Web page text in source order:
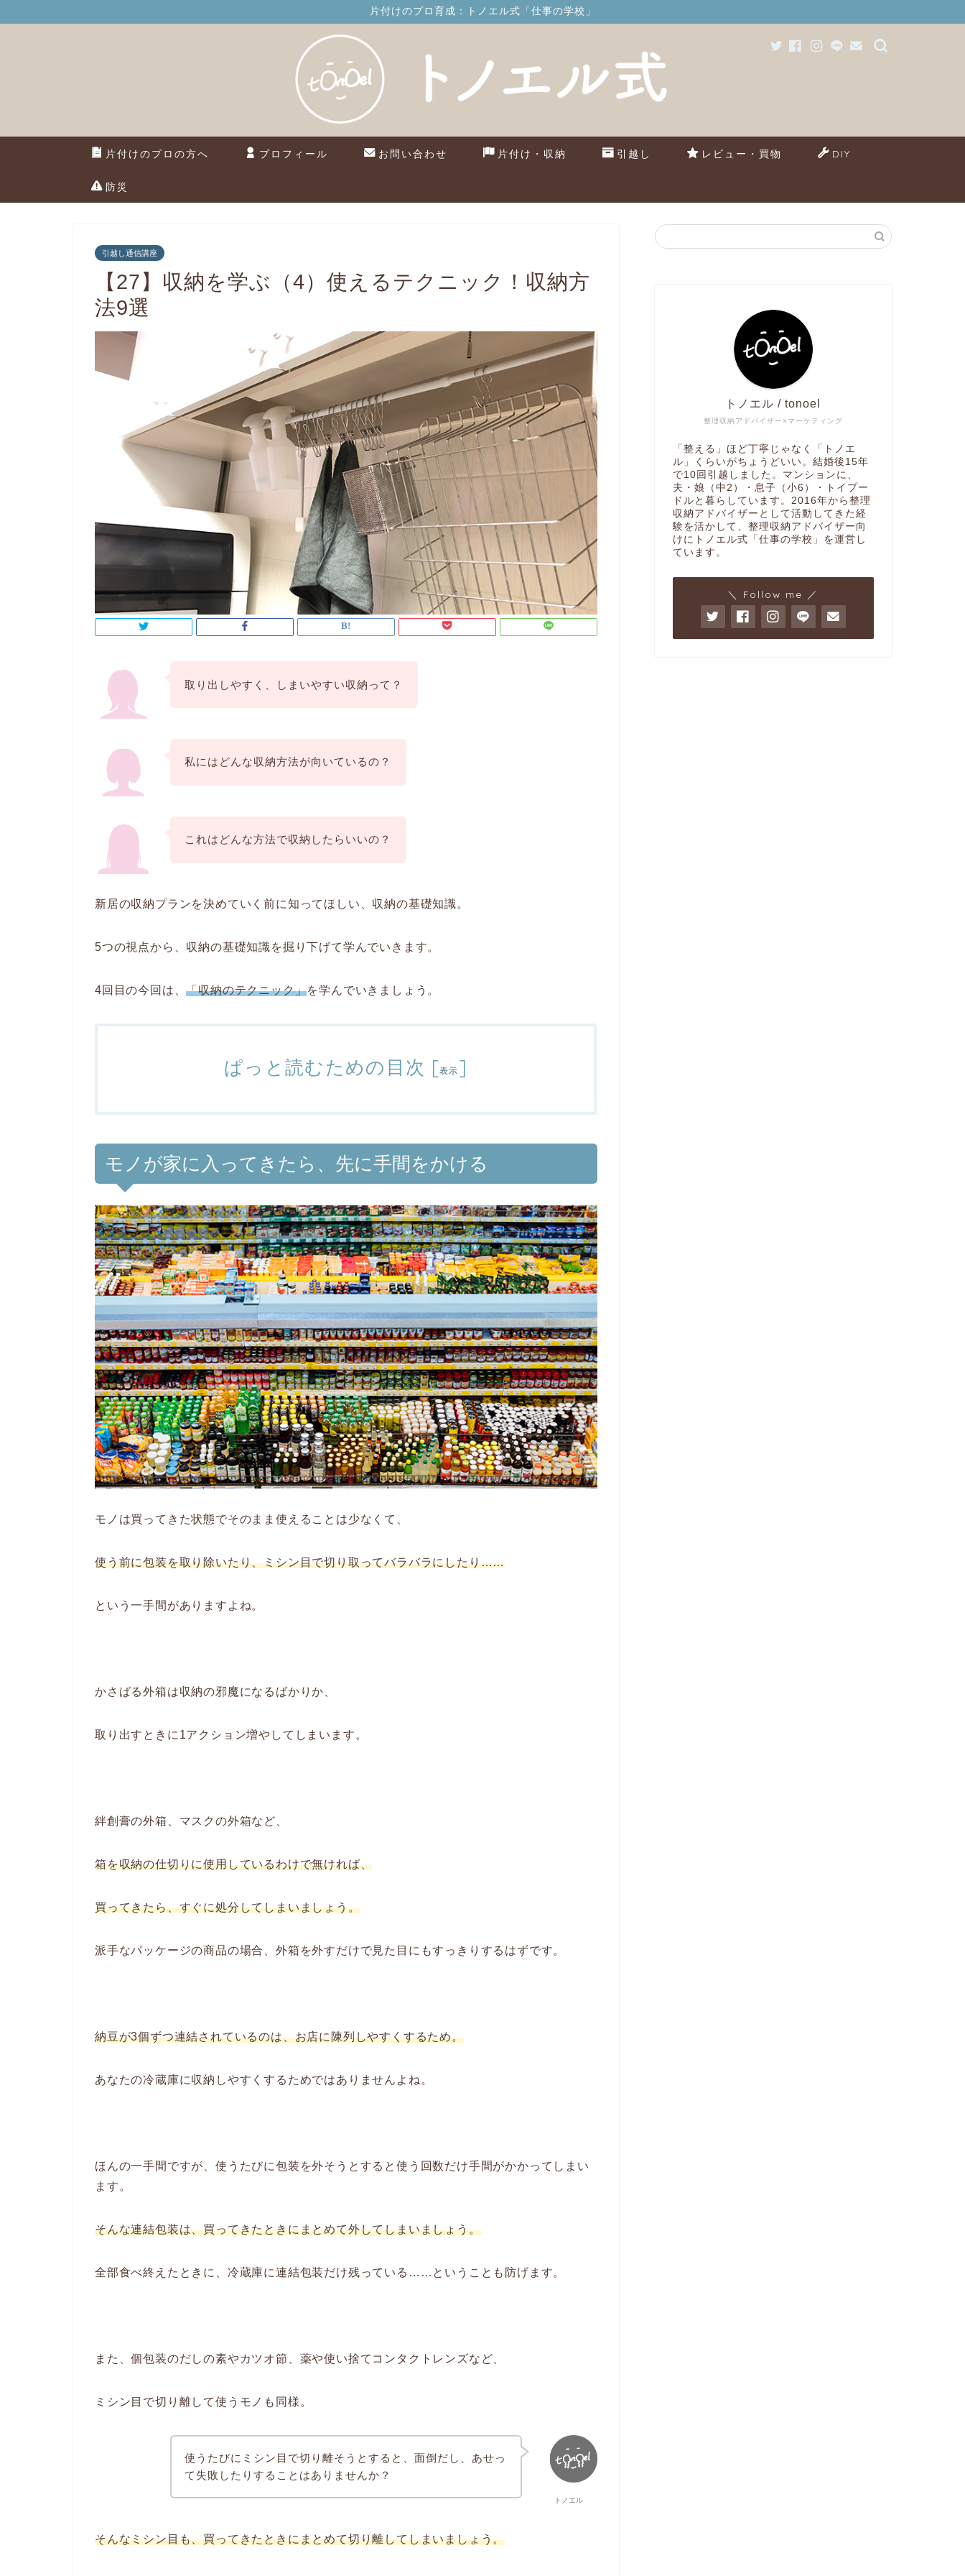
片付けのプロ育成：トノエル式「仕事の学校」
片付けのプロの方へ プロフィール お問い合わせ 片付け・収納 引越し レビュー・買物 DIY
防災
引越し通信講座
【27】収納を学ぶ（4）使えるテクニック！収納方
法9選
取り出しやすく、しまいやすい収納って？
私にはどんな収納方法が向いているの？
これはどんな方法で収納したらいいの？
新居の収納プランを決めていく前に知ってほしい、収納の基礎知識。
5つの視点から、収納の基礎知識を掘り下げて学んでいきます。
4回目の今回は、「収納のテクニック」を学んでいきましょう。
ぱっと読むための目次 [表示 ]
モノが家に入ってきたら、先に手間をかける
モノは買ってきた状態でそのまま使えることは少なくて、
使う前に包装を取り除いたり、ミシン目で切り取ってバラバラにしたり……
という一手間がありますよね。
かさばる外箱は収納の邪魔になるばかりか、
取り出すときに1アクション増やしてしまいます。
絆創膏の外箱、マスクの外箱など、
箱を収納の仕切りに使用しているわけで無ければ、
買ってきたら、すぐに処分してしまいましょう。
派手なパッケージの商品の場合、外箱を外すだけで見た目にもすっきりするはずです。
納豆が3個ずつ連結されているのは、お店に陳列しやすくするため。
あなたの冷蔵庫に収納しやすくするためではありませんよね。
ほんの一手間ですが、使うたびに包装を外そうとすると使う回数だけ手間がかかってしまい
ます。
そんな連結包装は、買ってきたときにまとめて外してしまいましょう。
全部食べ終えたときに、冷蔵庫に連結包装だけ残っている……ということも防げます。
また、個包装のだしの素やカツオ節、薬や使い捨てコンタクトレンズなど、
ミシン目で切り離して使うモノも同様。
トノエル
使うたびにミシン目で切り離そうとすると、面倒だし、あせっ
て失敗したりすることはありませんか？
そんなミシン目も、買ってきたときにまとめて切り離してしまいましょう。
整理収納アドバイザー×マーケティング
トノエル / tonoel
「整える」ほど丁寧じゃなく「トノエ
ル」くらいがちょうどいい。結婚後15年
で10回引越しました。マンションに、
夫・娘（中2）・息子（小6）・トイプー
ドルと暮らしています。2016年から整理
収納アドバイザーとして活動してきた経
験を活かして、整理収納アドバイザー向
けにトノエル式「仕事の学校」を運営し
ています。
＼ Follow me ／